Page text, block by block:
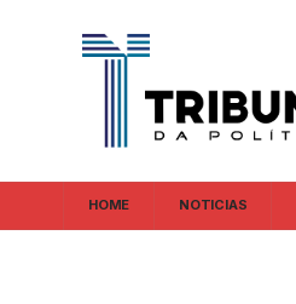
HOME NOTICIAS